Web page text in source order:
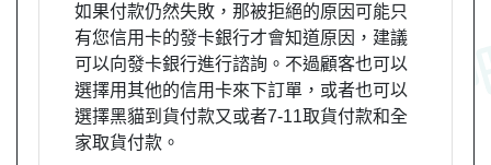
如果付款仍然失敗，那被拒絕的原因可能只
有您信用卡的發卡銀行才會知道原因，建議
可以向發卡銀行進行諮詢。不過顧客也可以
選擇用其他的信用卡來下訂單，或者也可以
選擇黑貓到貨付款又或者7-11取貨付款和全
家取貨付款。